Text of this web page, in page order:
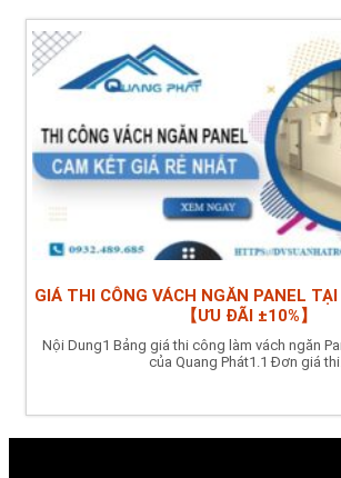
GIÁ THI CÔNG VÁCH NGĂN PANEL
【ƯU ĐÃI ±10%】
Nội Dung1 Bảng giá thi công làm vách ngăn
của Quang Phát1.1 Đơn giá thi...